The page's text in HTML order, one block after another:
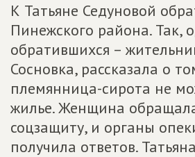
К Татьяне Седуновой
Пинежского района. Так,
обратившихся –
Сосновка, рассказала о
племянница-сирота не
жилье. Женщина
соцзащиту, и органы
получила ответов.